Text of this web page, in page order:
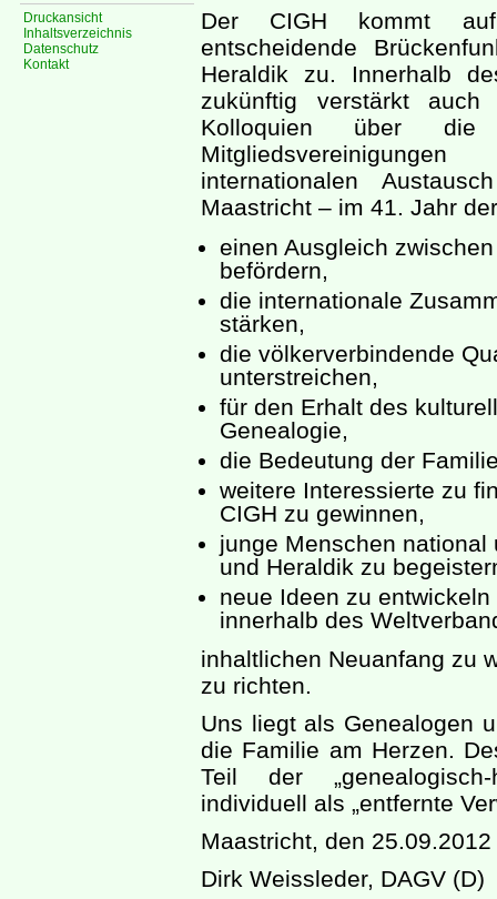
Druckansicht
Inhaltsverzeichnis
Datenschutz
Kontakt
Der CIGH kommt
entscheidende
Heraldik zu. Innerhalb
zukünftig verstärkt
Kolloquien über die
internationalen
Maastricht – im 41. Jahr
einen Ausgleich
befördern,
die internationale
stärken,
die völkerverbindende
unterstreichen,
für den Erhalt des
Genealogie,
die Bedeutung der
weitere Interessierte zu
CIGH zu gewinnen,
junge Menschen
und Heraldik zu
neue Ideen zu
innerhalb des
inhaltlichen Neuanfang zu
zu richten.
Uns liegt als Genealogen
die Familie am Herzen.
Teil der
individuell als „entfernte
Maastricht, den 25.09.2012
Dirk Weissleder, DAGV (D)